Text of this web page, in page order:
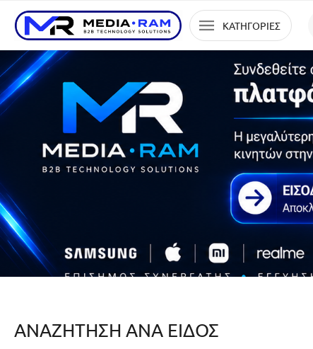
ΚΑΤΗΓΟΡΙΕΣ
ΑΝΑΖΗΤΗΣΗ ΑΝΑ ΕΙΔΟΣ